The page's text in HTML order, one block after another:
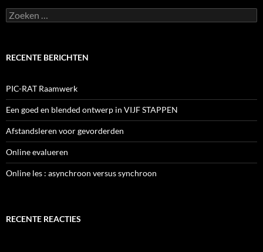
Zoeken
naar:
RECENTE BERICHTEN
PIC-RAT Raamwerk
Een goed en blended ontwerp in VIJF STAPPEN
Afstandsleren voor gevorderden
Online evalueren
Online les : asynchroon versus synchroon
RECENTE REACTIES